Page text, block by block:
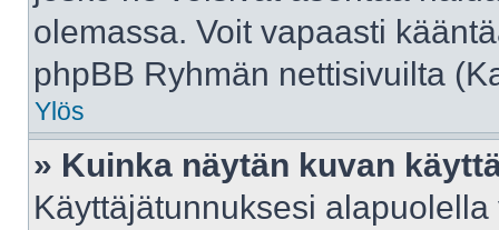
olemassa. Voit vapaasti
phpBB Ryhmän nettisivuilta
Ylös
» Kuinka näytän kuvan
Käyttäjätunnuksesi